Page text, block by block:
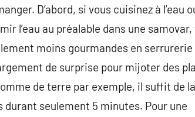
D’abord, si vous cuisinez à l’eau
l’eau au préalable dans une samovar,
moins gourmandes en serrurerie
de surprise pour mijoter des
de terre par exemple, il suffit de la
seulement 5 minutes. Pour une